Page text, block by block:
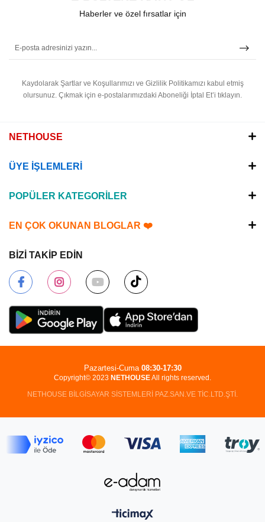
Haberler ve özel fırsatlar için
Kaydolarak Şartlar ve Koşullarımızı ve Gizlilik Politikamızı kabul etmiş
olursunuz. Çıkmak için e-postalarımızdaki Aboneliği İptal Et’i tıklayın.
NETHOUSE
ÜYE İŞLEMLERİ
POPÜLER KATEGORİLER
EN ÇOK OKUNAN BLOGLAR ❤️
BİZİ TAKİP EDİN
Copyright© 2023 NETHOUSEAll rights reserved.
NETHOUSE BİLGİSAYAR SİSTEMLERİ PAZ.SAN.VE TİC.LTD.ŞTİ.
Pazartesi-Cuma 08:30-17:30